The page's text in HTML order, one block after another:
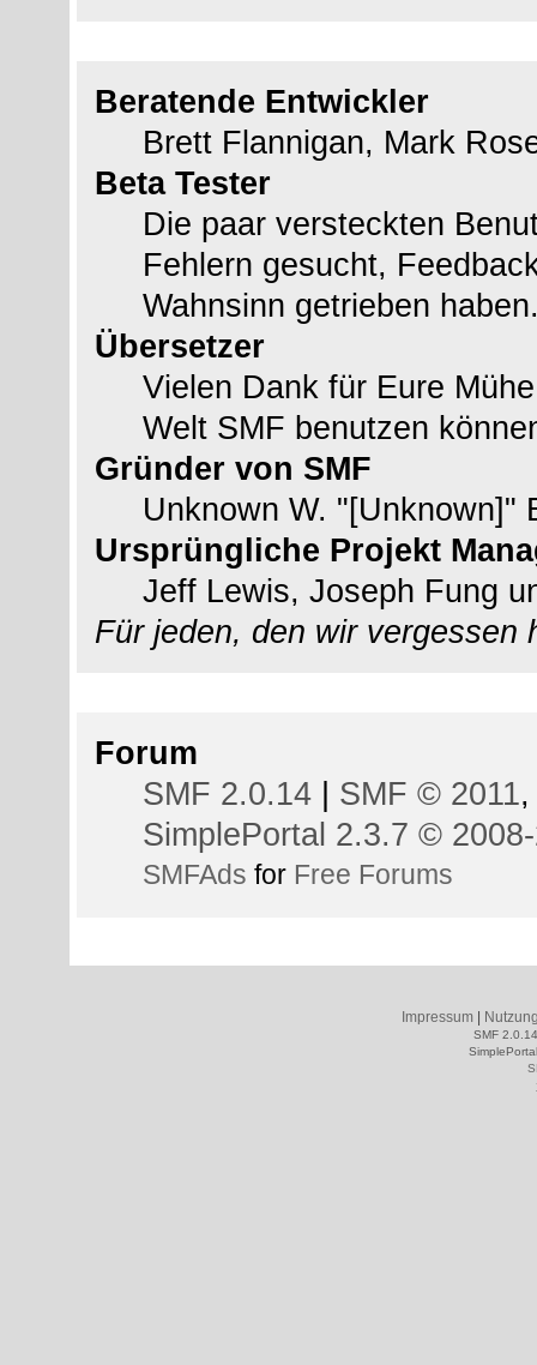
Beratende Entwickler
Brett Flannigan, Mark
Beta Tester
Die paar versteckten
Fehlern gesucht,
Wahnsinn getrieben
Übersetzer
Vielen Dank für Eure
Welt SMF benutzen
Gründer von SMF
Unknown W. "[Unknown]"
Ursprüngliche Projekt
Jeff Lewis, Joseph Fung
Für jeden, den wir vergessen
Forum
SMF 2.0.14| SMF © 2011
SimplePortal 2.3.7 ©
SMFAds for Free Forums
Impressum|
SMF